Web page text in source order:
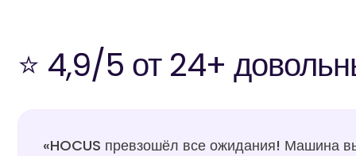
⭐ 4,9/5 от 24+
«HOCUS превзошёл все ожидания! Машина